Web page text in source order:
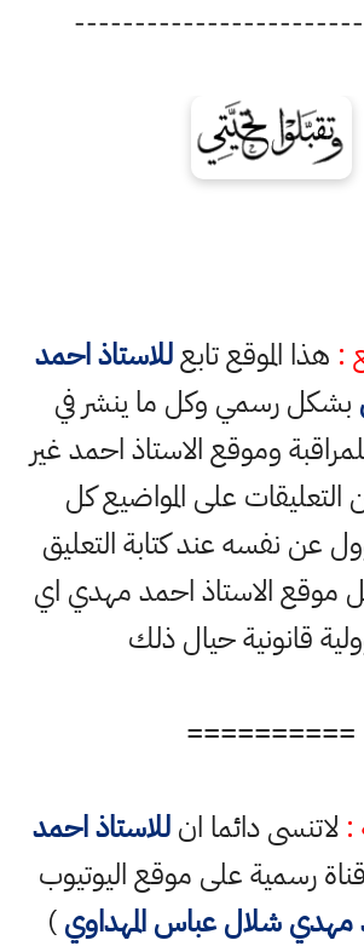
: هذا الموقع تابعللاستاذ احمد
بشكل رسمي وكل ما ينشر في
وموقع الاستاذ احمد غير
على المواضيع كل
نفسه عند كتابة التعليق
موقع الاستاذ احمد مهدي اي
قانونية حيال ذلك
==========
: لاتنسى دائما انللاستاذ احمد
قناة رسمية على موقع اليوتيوب
مهدي شلال عباس المهداوي)